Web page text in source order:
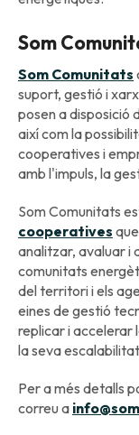
Som
Som Comunitats
suport, gestió i
posen a disposició
així com la
cooperatives i
amb l'impuls, la
Som Comunitats
cooperatives
analitzar, avaluar i
comunitats
del territori i els
eines de gestió
replicar i accelerar
la seva
Per a més detalls
correu a